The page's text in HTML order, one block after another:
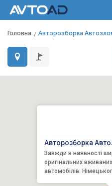
Головна Авторозборка
Авторозборка
Завжди в наявності
оригінальних
автомобілів: